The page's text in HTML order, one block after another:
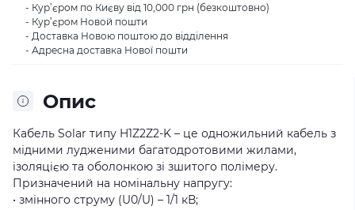
Опис
Кабель Solar типу H1Z2Z2-K – це одножильний кабель з
мідними лудженими багатодротовими жилами,
ізоляцією та оболонкою зі зшитого полімеру.
Призначений на номінальну напругу:
• змінного струму (U0/U) – 1/1 кВ;
- Кур’єром по Києву від 10,000 грн (безкоштовно)
- Кур’єром Новой пошти
- Доставка Новою поштою до відділення
- Адресна доставка Нової пошти